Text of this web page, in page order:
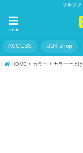
サルファ
menu
ACCESS BBK shop
HOME カラー カラー仕上